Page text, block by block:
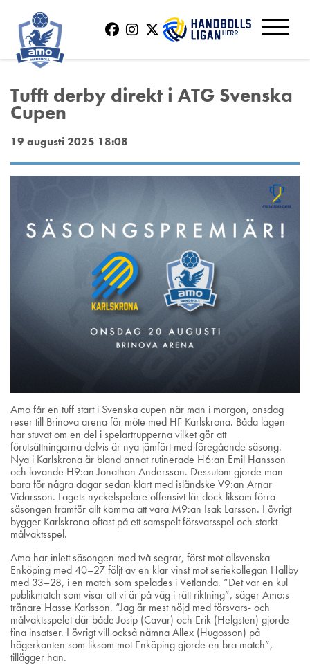
Tufft derby direkt i ATG Svenska
Cupen
19 augusti 2025 18:08
Amo får en tuff start i Svenska cupen när man i morgon, onsdag
reser till Brinova arena för möte med HF Karlskrona. Båda lagen
har stuvat om en del i spelartrupperna vilket gör att
förutsättningarna delvis är nya jämfört med föregående säsong.
Nya i Karlskrona är bland annat rutinerade H6:an Emil Hansson
och lovande H9:an Jonathan Andersson. Dessutom gjorde man
bara för några dagar sedan klart med isländske V9:an Arnar
Vidarsson. Lagets nyckelspelare offensivt lär dock liksom förra
säsongen framför allt komma att vara M9:an Isak Larsson. I övrigt
bygger Karlskrona oftast på ett samspelt försvarsspel och starkt
målvaktsspel.
Amo har inlett säsongen med två segrar, först mot allsvenska
Enköping med 40–27 följt av en klar vinst mot seriekollegan Hallby
med 33–28, i en match som spelades i Vetlanda. ”Det var en kul
publikmatch som visar att vi är på väg i rätt riktning”, säger Amo:s
tränare Hasse Karlsson. ”Jag är mest nöjd med försvars- och
målvaktsspelet där både Josip (Cavar) och Erik (Helgsten) gjorde
fina insatser. I övrigt vill också nämna Allex (Hugosson) på
högerkanten som liksom mot Enköping gjorde en bra match”,
tillägger han.